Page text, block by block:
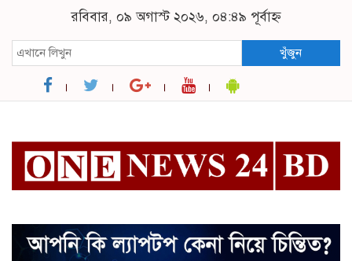
রবিবার, ০৯ অগাস্ট ২০২৬, ০৪:৪৯ পূর্বাহ্ন
খুঁজুন